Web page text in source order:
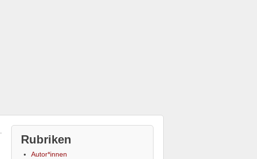
Rubriken
Autor*innen